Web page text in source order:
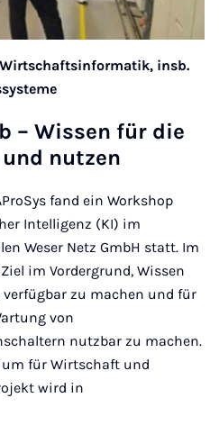
Wirtschaftsinformatik, insb.
– Wis­sen für die
nut­zen
fand ein Workshop
Intelligenz (KI) im
Weser Netz GmbH statt. Im
im Vordergrund, Wissen
zu machen und für
von
nutzbar zu machen.
für Wirtschaft und
wird in